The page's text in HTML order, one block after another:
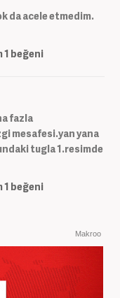
da acele etmedim.
1 beğeni
fazla
mesafesi.yan yana
tugla 1.resimde
1 beğeni
Makroo